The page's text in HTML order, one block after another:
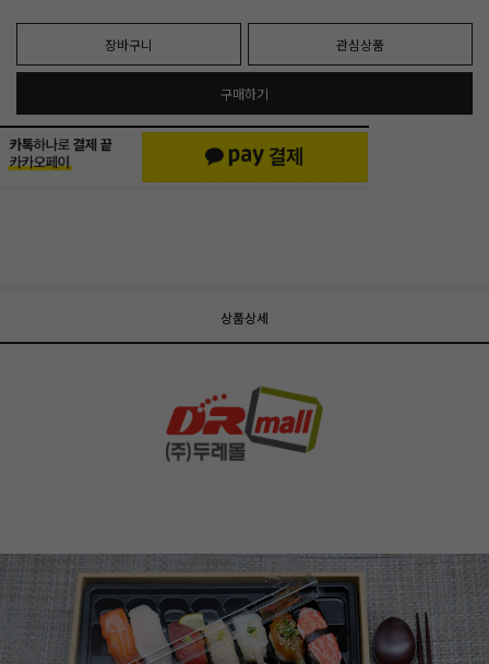
장바구니 관심상품
구매하기
상품상세